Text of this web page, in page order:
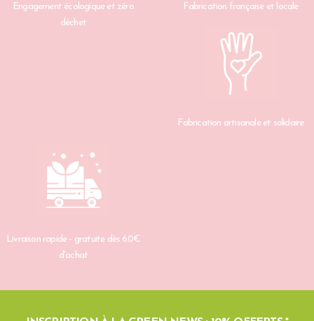
Engagement écologique et zéro
déchet
Fabrication française et locale
Fabrication artisanale et solidaire
Livraison rapide - gratuite dès 60€
d'achat